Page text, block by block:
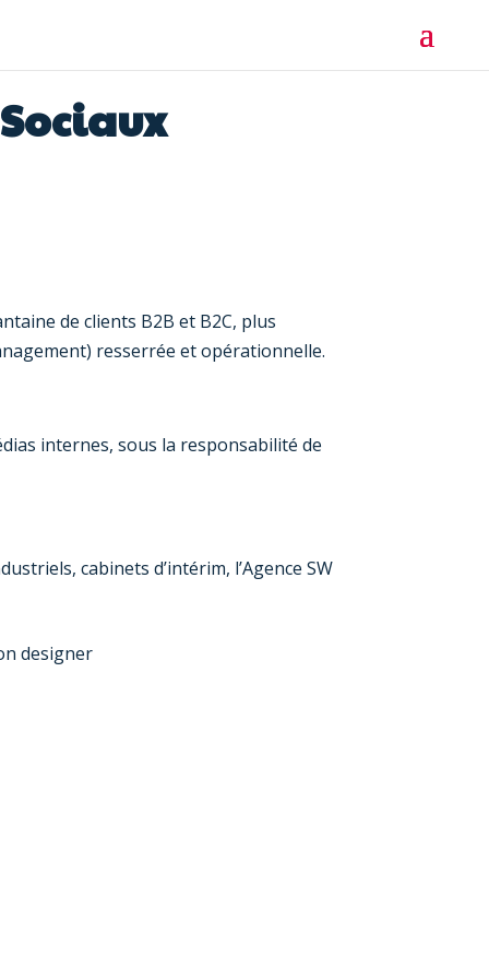
de clients B2B et B2C, plus
resserrée et opérationnelle.
internes, sous la responsabilité de
cabinets d’intérim, l’Agence SW
designer